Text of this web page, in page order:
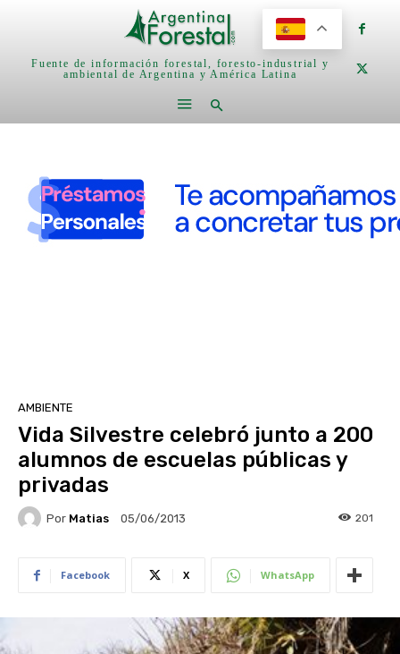
Fuente de información forestal, foresto-industrial y
ambiental de Argentina y América Latina
AMBIENTE
Vida Silvestre celebró junto a 200
alumnos de escuelas públicas y
privadas
Por Matias 05/06/2013 201
Facebook X WhatsApp